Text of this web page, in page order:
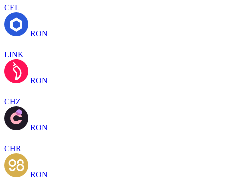
CEL
RON
LINK
RON
CHZ
RON
CHR
RON